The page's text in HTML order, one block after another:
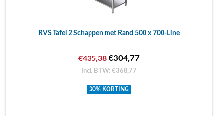
RVS Tafel 2 Schappen met Rand 500 x 700-Line
€435,38 €304,77
Incl. BTW: €368,77
30% KORTING